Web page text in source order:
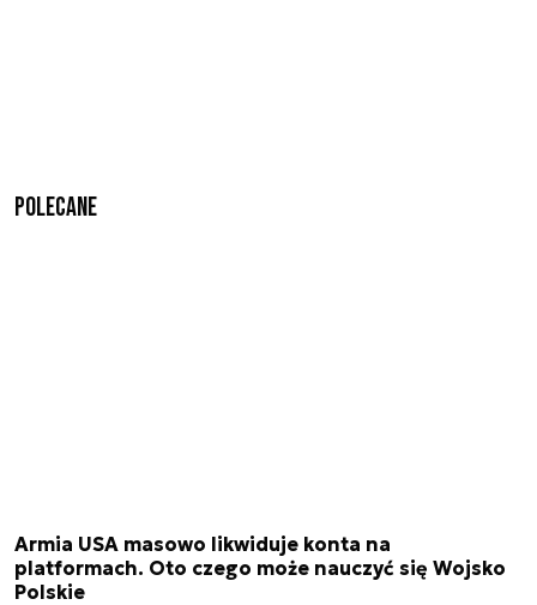
Polecane
Armia USA masowo likwiduje konta na
platformach. Oto czego może nauczyć się Wojsko
Polskie